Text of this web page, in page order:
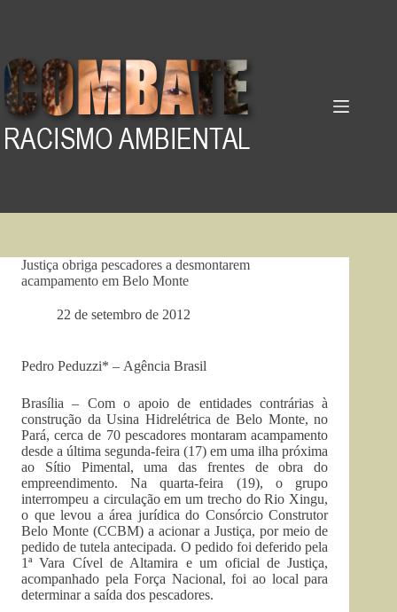
Justiça obriga pescadores a desmontarem
acampamento em Belo Monte
22 de setembro de 2012
Pedro Peduzzi* – Agência Brasil
Brasília – Com o apoio de entidades contrárias à
construção da Usina Hidrelétrica de Belo Monte, no
Pará, cerca de 70 pescadores montaram acampamento
desde a última segunda-feira (17) em uma ilha próxima
ao Sítio Pimental, uma das frentes de obra do
empreendimento. Na quarta-feira (19), o grupo
interrompeu a circulação em um trecho do Rio Xingu,
o que levou a área jurídica do Consórcio Construtor
Belo Monte (CCBM) a acionar a Justiça, por meio de
pedido de tutela antecipada. O pedido foi deferido pela
1ª Vara Cível de Altamira e um oficial de Justiça,
acompanhado pela Força Nacional, foi ao local para
determinar a saída dos pescadores.